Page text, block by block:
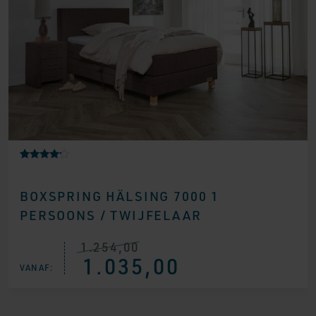
op 5
d op
klantbeoo
BOXSPRING HÄLSING 7000 1
PERSOONS / TWIJFELAAR
VANAF:
1.254,00
Oorspronkelijke
prijs
was:
1.035,00
Huidige
prijs